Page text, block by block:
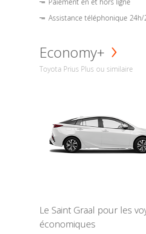
Assistance téléphonique
Economy+
Toyota Prius Plus ou similaire
Le Saint Graal pour les
économiques